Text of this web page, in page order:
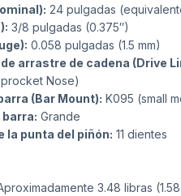
24 pulgadas
3/8 pulgadas (0.375″)
0.058 pulgadas (1.5 mm)
arrastre de cadena (Drive
Nose)
(Bar Mount): K095 (small
barra: Grande
la punta del piñón: 11 dientes
3.48 libras